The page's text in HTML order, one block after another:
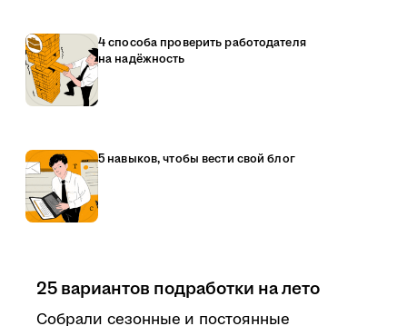
4 способа проверить работодателя
на надёжность
5 навыков, чтобы вести свой блог
25 вариантов подработки на лето
Собрали сезонные и постоянные